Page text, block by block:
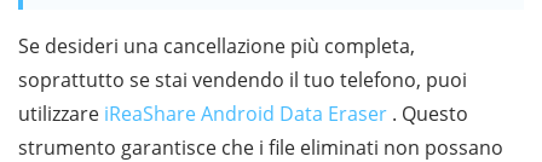
Se desideri una cancellazione più completa,
soprattutto se stai vendendo il tuo telefono, puoi
utilizzare iReaShare Android Data Eraser . Questo
strumento garantisce che i file eliminati non possano